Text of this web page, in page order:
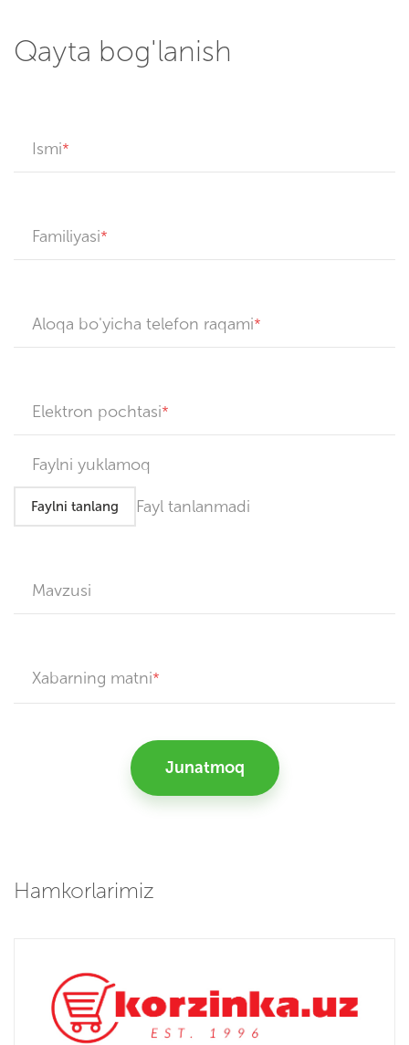
Qayta bog'lanish
Ismi
Familiyasi
Aloqa bo'yicha telefon raqami
Elektron pochtasi
Faylni yuklamoq
Faylni tanlang Fayl tanlanmadi
Mavzusi
Xabarning matni
Junatmoq
Hamkorlarimiz